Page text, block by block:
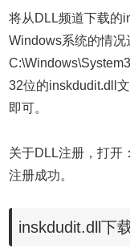
将从DLL频道下载的
Windows系统的情况
32位的inskdudit.dll
即可。
关于DLL注册，打开
注册成功。
inskdudit.dll下